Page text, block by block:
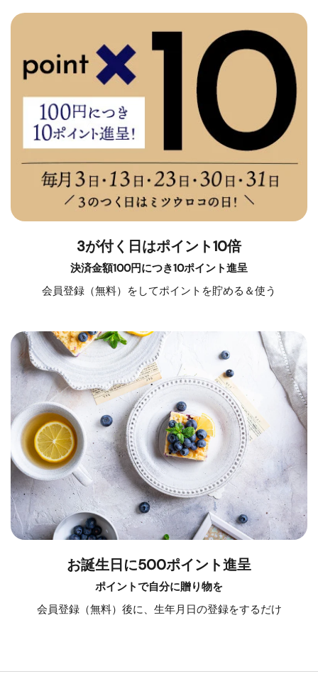
3が付く日はポイント10倍
決済金額100円につき10ポイント進呈
会員登録（無料）をしてポイントを貯める＆使う
お誕生日に500ポイント進呈
ポイントで自分に贈り物を
会員登録（無料）後に、生年月日の登録をするだけ